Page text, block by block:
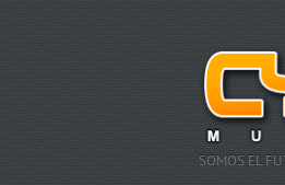
SOMOS EL